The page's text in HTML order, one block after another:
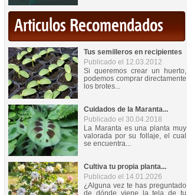
Articulos Recomendados
Tus semilleros en recipientes
Publicado el 12.03.2012
Si queremos crear un huerto,
podemos comprar directamente
los brotes...
Cuidados de la Maranta...
Publicado el 30.04.2018
La Maranta es una planta muy
valorada por su follaje, el cual
se encuentra...
Cultiva tu propia planta...
Publicado el 14.01.2026
¿Alguna vez te has preguntado
de dónde viene la tela de tu